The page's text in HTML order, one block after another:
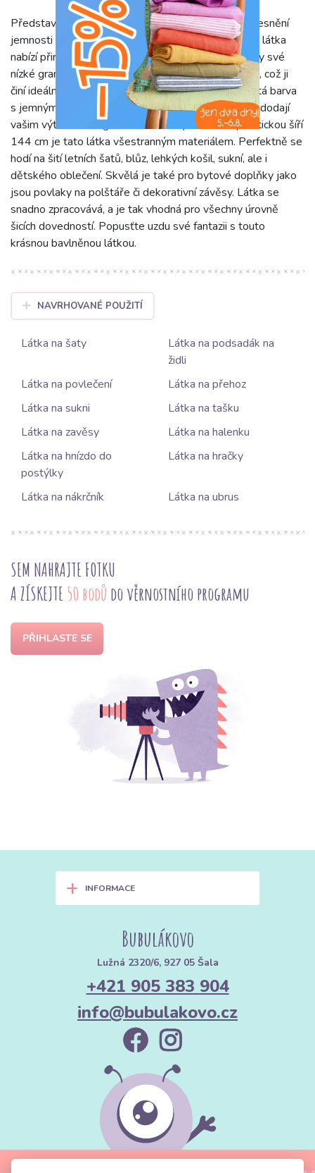
Představujeme bavlněnou látku Check ochre – ztělesnění
jemnosti a pohodlí. Vyrobena ze 100% bavlny, tato látka
nabízí přirozený komfort a je příjemná na dotek. Díky své
nízké gramáži 110 g/m2 je krásně lehká a prodyšná, což ji
činí ideální volbou pro mnoho projektů. Její svěží žlutá barva
s jemným okrovým podtónem a moderní geo vzory dodají
vašim výtvorům originální a radostný vzhled. S praktickou šíří
144 cm je tato látka všestranným materiálem. Perfektně se
hodí na šití letních šatů, blůz, lehkých košil, sukní, ale i
dětského oblečení. Skvělá je také pro bytové doplňky jako
jsou povlaky na polštáře či dekorativní závěsy. Látka se
snadno zpracovává, a je tak vhodná pro všechny úrovně
šicích dovedností. Popusťte uzdu své fantazii s touto
krásnou bavlněnou látkou.
NAVRHOVANÉ POUŽITÍ
Látka na šaty
Látka na podsadák na
židli
Látka na povlečení
Látka na přehoz
Látka na sukni
Látka na tašku
Látka na zavěsy
Látka na halenku
Látka na hnízdo do
postýlky
Látka na hračky
Látka na nákrčník Látka na ubrus
SEM NAHRAJTE FOTKU
A ZÍSKEJTE 50 bodů do věrnostního programu
PŘIHLASTE SE
+ INFORMACE
Bubulákovo
Lužná 2320/6, 927 05 Šala
+421 905 383 904
info@bubulakovo.cz